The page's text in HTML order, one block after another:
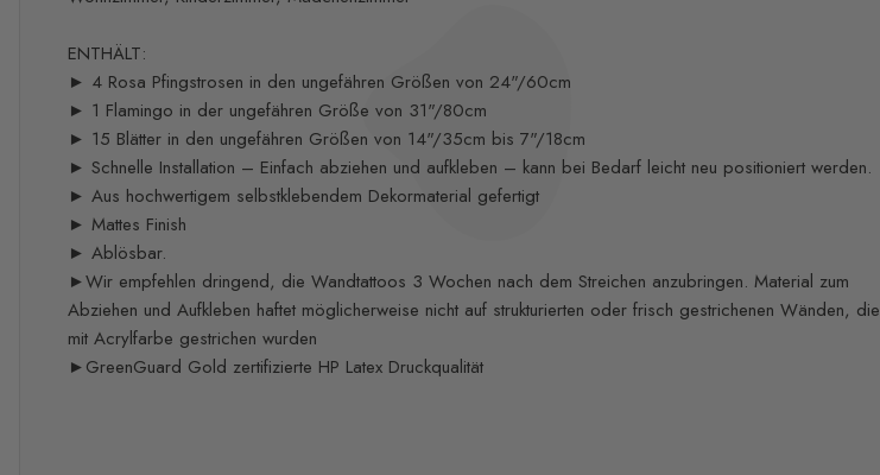
ENTHÄLT:
► 4 Rosa Pfingstrosen in den ungefähren Größen von 24"/60cm
► 1 Flamingo in der ungefähren Größe von 31"/80cm
► 15 Blätter in den ungefähren Größen von 14"/35cm bis 7"/18cm
► Schnelle Installation – Einfach abziehen und aufkleben – kann bei Bedarf leicht neu positioniert werden.
► Aus hochwertigem selbstklebendem Dekormaterial gefertigt
► Mattes Finish
► Ablösbar.
►Wir empfehlen dringend, die Wandtattoos 3 Wochen nach dem Streichen anzubringen. Material zum
Abziehen und Aufkleben haftet möglicherweise nicht auf strukturierten oder frisch gestrichenen Wänden, die
mit Acrylfarbe gestrichen wurden
►GreenGuard Gold zertifizierte HP Latex Druckqualität